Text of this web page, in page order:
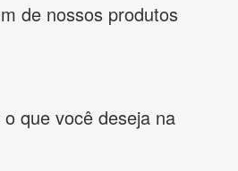
de nossos produtos
que você deseja na